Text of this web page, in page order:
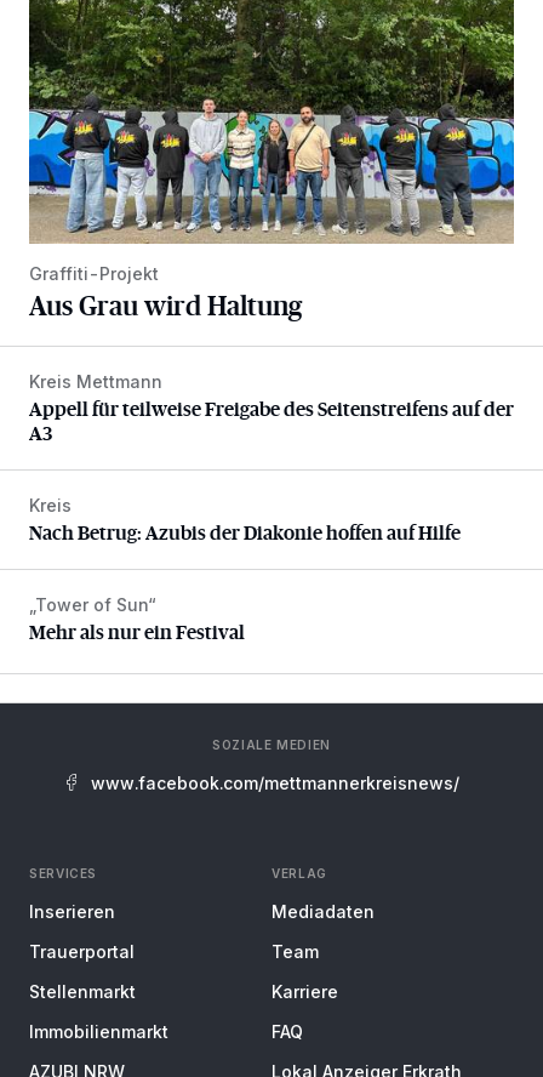
Graffiti-Projekt
Aus Grau wird Haltung
Appell für teilweise Freigabe des Seitenstreifens auf der A3
Kreis Mettmann
Appell für teilweise Freigabe des Seitenstreifens auf der
A3
Nach Betrug: Azubis der Diakonie hoffen auf Hilfe
Kreis
Nach Betrug: Azubis der Diakonie hoffen auf Hilfe
Mehr als nur ein Festival
„Tower of Sun“
Mehr als nur ein Festival
SOZIALE MEDIEN
www.facebook.com/mettmannerkreisnews/
SERVICES
Inserieren
Trauerportal
Stellenmarkt
Immobilienmarkt
AZUBI NRW
VERLAG
Mediadaten
Team
Karriere
FAQ
Lokal Anzeiger Erkrath